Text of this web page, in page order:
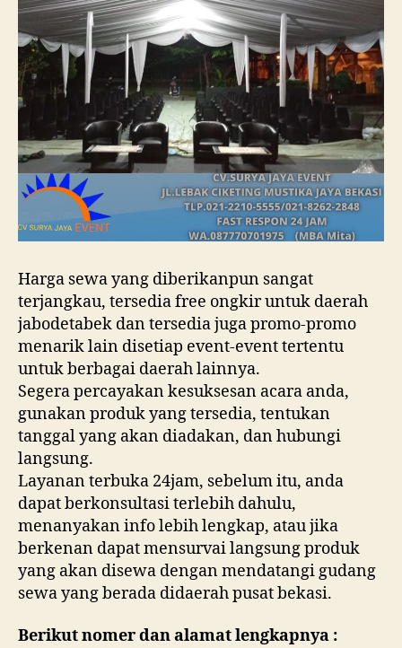
Harga sewa yang diberikanpun sangat
terjangkau, tersedia free ongkir untuk daerah
jabodetabek dan tersedia juga promo-promo
menarik lain disetiap event-event tertentu
untuk berbagai daerah lainnya.
Segera percayakan kesuksesan acara anda,
gunakan produk yang tersedia, tentukan
tanggal yang akan diadakan, dan hubungi
langsung.
Layanan terbuka 24jam, sebelum itu, anda
dapat berkonsultasi terlebih dahulu,
menanyakan info lebih lengkap, atau jika
berkenan dapat mensurvai langsung produk
yang akan disewa dengan mendatangi gudang
sewa yang berada didaerah pusat bekasi.
Berikut nomer dan alamat lengkapnya :